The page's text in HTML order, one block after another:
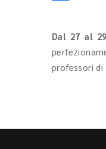
Dal 27 al
professori di